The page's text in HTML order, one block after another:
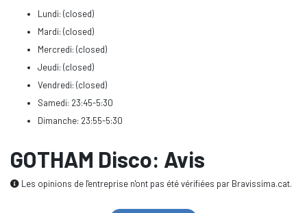
Lundi: (closed)
Mardi: (closed)
Mercredi: (closed)
Jeudi: (closed)
Vendredi: (closed)
Samedi: 23:45-5:30
Dimanche: 23:55-5:30
GOTHAM Disco: Avis
Les opinions de l'entreprise n'ont pas été vérifiées par Bravissima.cat.